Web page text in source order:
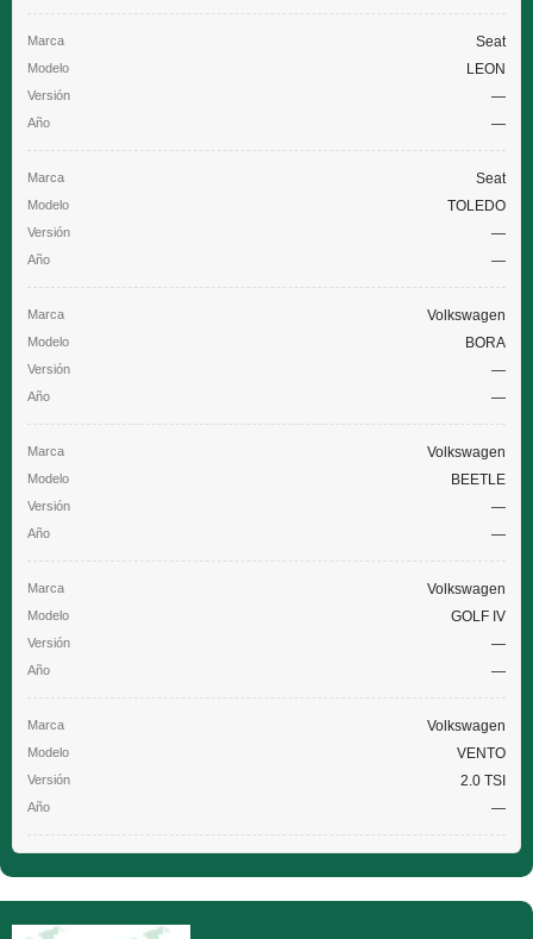
Seat
LEON
—
—
Seat
TOLEDO
—
—
Volkswagen
BORA
—
—
Volkswagen
BEETLE
—
—
Volkswagen
GOLF IV
—
—
Volkswagen
VENTO
2.0 TSI
—